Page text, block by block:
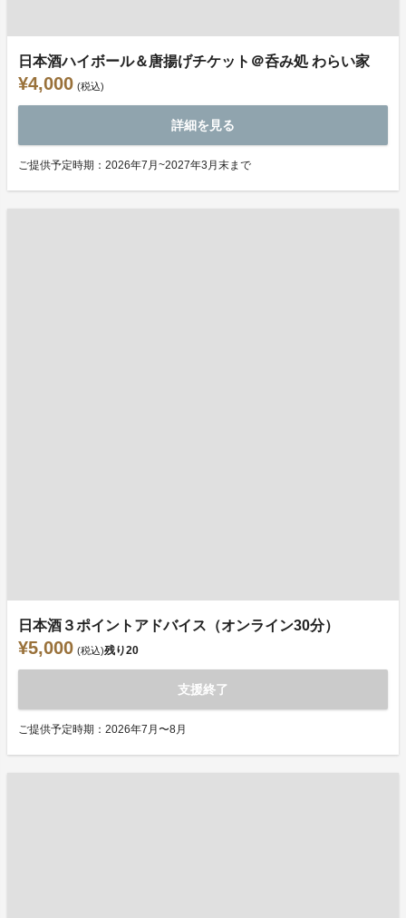
日本酒ハイボール＆唐揚げチケット＠呑み処 わらい家
¥4,000 (税込)
詳細を見る
ご提供予定時期：2026年7月~2027年3月末まで
日本酒３ポイントアドバイス（オンライン30分）
¥5,000 (税込)残り20
支援終了
ご提供予定時期：2026年7月〜8月